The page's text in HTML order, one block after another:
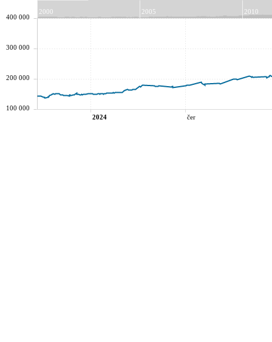
2000 2005 2010
100 000
200 000
300 000
400 000
2024 čer